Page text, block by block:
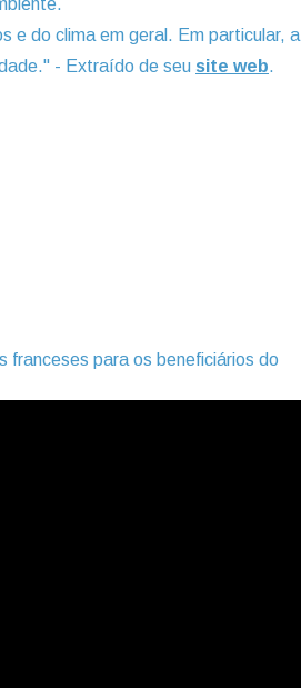
e do clima em geral. Em particular, a
- Extraído de seu site web.
franceses para os beneficiários do